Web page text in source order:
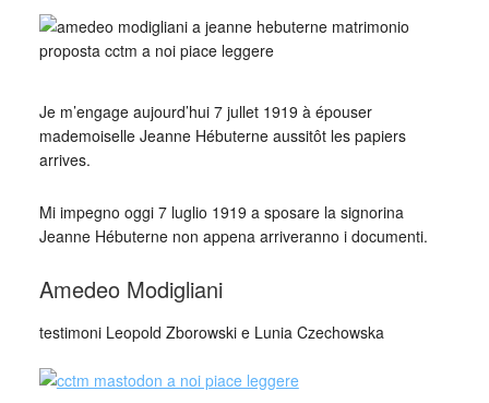
Je m’engage aujourd’hui 7 jullet 1919 à épouser
mademoiselle Jeanne Hébuterne aussitôt les papiers
arrives.
Mi impegno oggi 7 luglio 1919 a sposare la signorina
Jeanne Hébuterne non appena arriveranno i documenti.
Amedeo Modigliani
testimoni Leopold Zborowski e Lunia Czechowska